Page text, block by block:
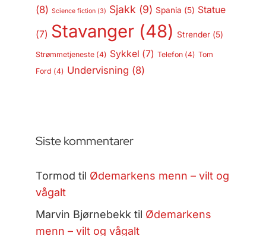
(8) Science fiction(3) Sjakk (9) Spania (5) Statue
(7) Stavanger(48) Strender(5)
Strømmetjeneste(4) Sykkel (7) Telefon(4) Tom
Ford (4) Undervisning (8)
Siste kommentarer
Tormod til Ødemarkens menn – vilt og
vågalt
Marvin Bjørnebekktil Ødemarkens
menn – vilt og vågalt